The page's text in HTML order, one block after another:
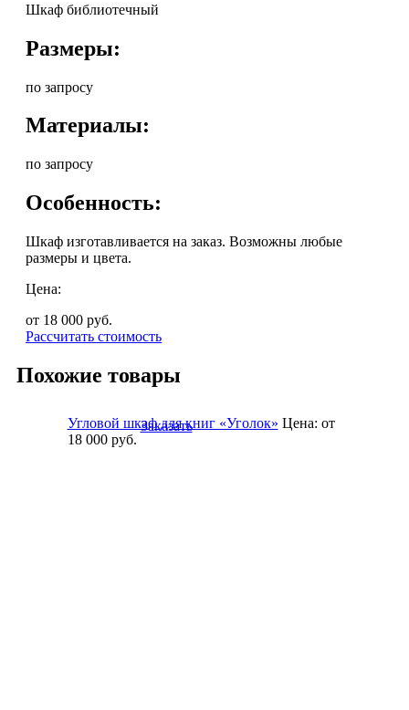
Шкаф библиотечный
Размеры:
по запросу
Материалы:
по запросу
Особенность:
Шкаф изготавливается на заказ. Возможны любые
размеры и цвета.
Цена:
от 18 000 руб.
Рассчитать стоимость
Похожие товары
Угловой шкаф для книг «Уголок» Цена: от
18 000руб.
Заказать